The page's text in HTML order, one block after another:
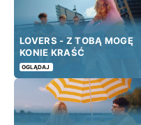
LOVERS - Z TOBĄ MOGĘ
KONIE KRAŚĆ
OGLĄDAJ